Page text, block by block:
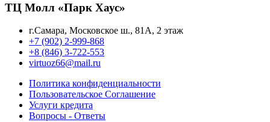
ТЦ Молл «Парк Хаус»
г.Самара, Московское ш., 81А, 2 этаж
+7 (902) 2-999-868
+8 (846) 3-722-553
virtuoz66@mail.ru
Политика конфиденциальности
Пользовательское Cоглашение
Услуги кредита
Вопросы - Ответы